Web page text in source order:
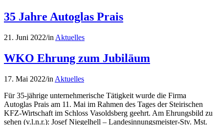
35 Jahre Autoglas Prais
21. Juni 2022/in Aktuelles
WKO Ehrung zum Jubiläum
17. Mai 2022/in Aktuelles
Für 35-jährige unternehmerische Tätigkeit wurde die Firma
Autoglas Prais am 11. Mai im Rahmen des Tages der Steirischen
KFZ-Wirtschaft im Schloss Vasoldsberg geehrt. Am Ehrungsbild zu
sehen (v.l.n.r.): Josef Niegelhell – Landesinnungsmeister-Stv. Mst.